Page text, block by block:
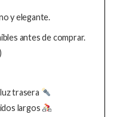
y elegante.
antes de comprar.
trasera
largos